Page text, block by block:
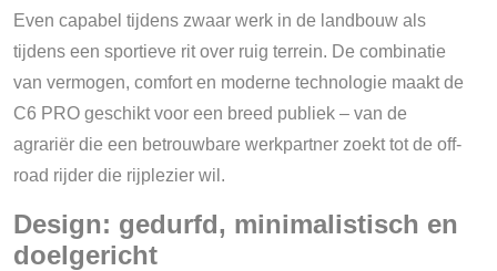
Even capabel tijdens zwaar werk in de landbouw als
tijdens een sportieve rit over ruig terrein. De combinatie
van vermogen, comfort en moderne technologie maakt de
C6 PRO geschikt voor een breed publiek – van de
agrariër die een betrouwbare werkpartner zoekt tot de off-
road rijder die rijplezier wil.
Design: gedurfd, minimalistisch en
doelgericht